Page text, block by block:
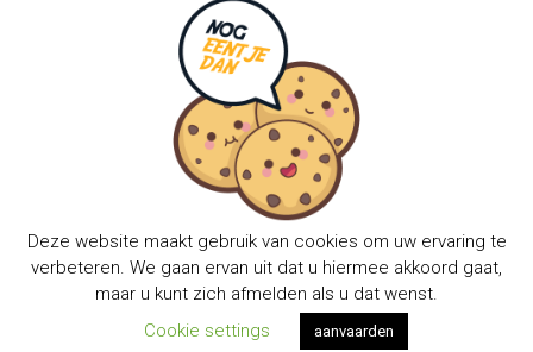
info@volopdietist.nl
Diëtistenpraktijk VOLOP All Rights Reserved By
Martyn Media
Deze website maakt gebruik van cookies om uw ervaring te
verbeteren. We gaan ervan uit dat u hiermee akkoord gaat,
maar u kunt zich afmelden als u dat wenst.
Cookie settings
aanvaarden